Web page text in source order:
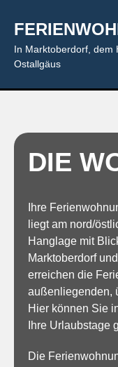
In Marktoberdorf, dem
Ostallgäus
DIE
Ihre
liegt am nord/
Hanglage mit
Marktoberdorf
erreichen die
außenliegenden,
Hier können Sie
Ihre Urlaubstage
Die